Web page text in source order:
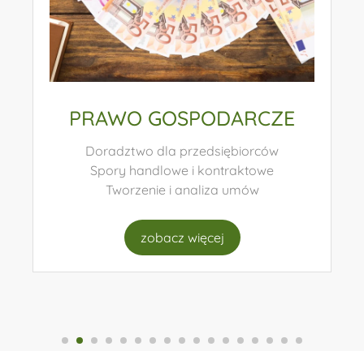
SPRAWY ROZWODOWE
Mediacje rodzinne
Podział majątku
Ustalanie władzy rodzicielskiej
zobacz więcej